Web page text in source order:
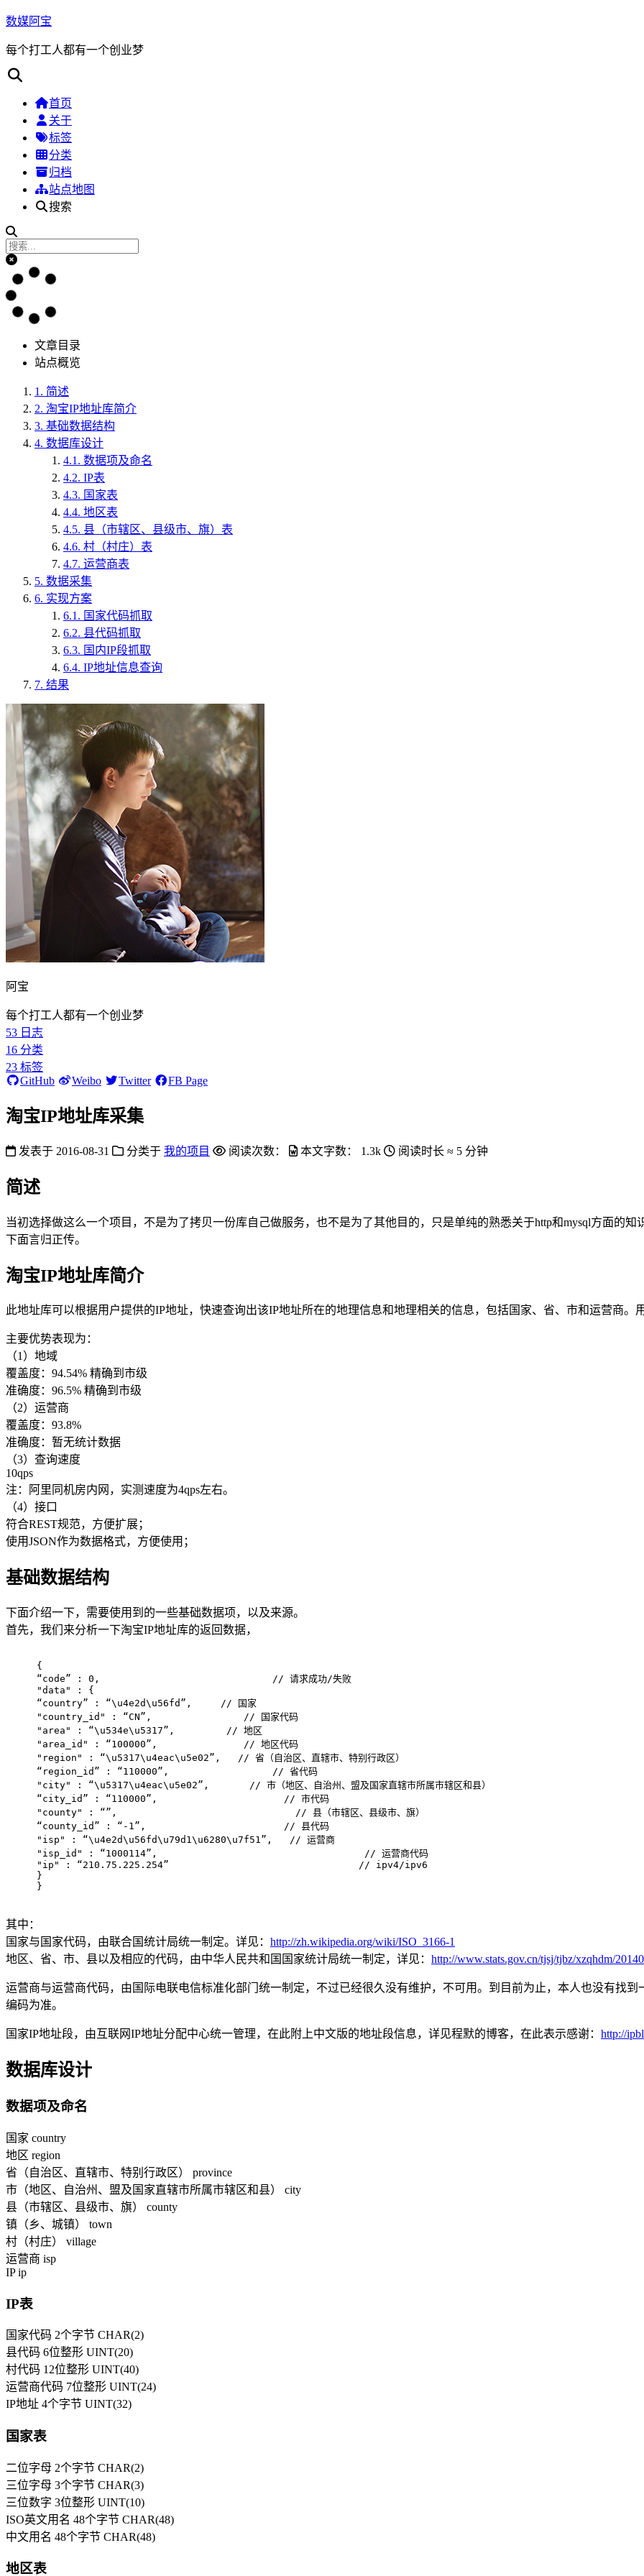
数媒阿宝
每个打工人都有一个创业梦
首页
关于
标签
分类
归档
站点地图
搜索
文章目录
站点概览
1. 简述
2. 淘宝IP地址库简介
3. 基础数据结构
4. 数据库设计
4.1. 数据项及命名
4.2. IP表
4.3. 国家表
4.4. 地区表
4.5. 县（市辖区、县级市、旗）表
4.6. 村（村庄）表
4.7. 运营商表
5. 数据采集
6. 实现方案
6.1. 国家代码抓取
6.2. 县代码抓取
6.3. 国内IP段抓取
6.4. IP地址信息查询
7. 结果
阿宝
每个打工人都有一个创业梦
53 日志
16 分类
23 标签
GitHub
Weibo Twitter FB Page
淘宝IP地址库采集
发表于 2016-08-31 分类于 我的项目 阅读次数： 本文字数： 1.3k 阅读时长 ≈ 5 分钟
简述
当初选择做这么一个项目，不是为了拷贝一份库自己做服务，也不是为了其他目的，只是单纯的熟悉关于http和mysql方面的知
下面言归正传。
淘宝IP地址库简介
此地址库可以根据用户提供的IP地址，快速查询出该IP地址所在的地理信息和地理相关的信息，包括国家、省、市和运营商。
主要优势表现为：
（1）地域
覆盖度：94.54% 精确到市级
准确度：96.5% 精确到市级
（2）运营商
覆盖度：93.8%
准确度：暂无统计数据
（3）查询速度
10qps
注：阿里同机房内网，实测速度为4qps左右。
（4）接口
符合REST规范，方便扩展；
使用JSON作为数据格式，方便使用；
基础数据结构
下面介绍一下，需要使用到的一些基础数据项，以及来源。
首先，我们来分析一下淘宝IP地址库的返回数据，
{
“code” : 0,                              // 请求成功/失败
"data" : {
“country” : “\u4e2d\u56fd”,     // 国家
"country_id" : “CN”,                // 国家代码
"area" : “\u534e\u5317”,         // 地区
"area_id" : “100000”,               // 地区代码
"region" : “\u5317\u4eac\u5e02”,   // 省（自治区、直辖市、特别行政区）
“region_id” : “110000”,                  // 省代码
"city" : “\u5317\u4eac\u5e02”,       // 市（地区、自治州、盟及国家直辖市所属市辖区和县）
“city_id” : “110000”,                      // 市代码
"county" : “”,                               // 县（市辖区、县级市、旗）
“county_id” : “-1”,                        // 县代码
"isp" : “\u4e2d\u56fd\u79d1\u6280\u7f51”,   // 运营商
"isp_id" : “1000114”,                                    // 运营商代码
"ip" : “210.75.225.254”                                 // ipv4/ipv6
}
}
其中：
国家与国家代码，由联合国统计局统一制定。详见： http://zh.wikipedia.org/wiki/ISO_3166-1
地区、省、市、县以及相应的代码，由中华人民共和国国家统计局统一制定，详见： http://www.stats.gov.cn/tjsj/tjbz/xzqhdm/
运营商与运营商代码，由国际电联电信标准化部门统一制定，不过已经很久没有维护，不可用。到目前为止，本人也没有找
编码为准。
国家IP地址段，由互联网IP地址分配中心统一管理，在此附上中文版的地址段信息，详见程默的博客，在此表示感谢： http://
数据库设计
数据项及命名
国家 country
地区 region
省（自治区、直辖市、特别行政区） province
市（地区、自治州、盟及国家直辖市所属市辖区和县） city
县（市辖区、县级市、旗） county
镇（乡、城镇） town
村（村庄） village
运营商 isp
IP ip
IP表
国家代码 2个字节 CHAR(2)
县代码 6位整形 UINT(20)
村代码 12位整形 UINT(40)
运营商代码 7位整形 UINT(24)
IP地址 4个字节 UINT(32)
国家表
二位字母 2个字节 CHAR(2)
三位字母 3个字节 CHAR(3)
三位数字 3位整形 UINT(10)
ISO英文用名 48个字节 CHAR(48)
中文用名 48个字节 CHAR(48)
地区表